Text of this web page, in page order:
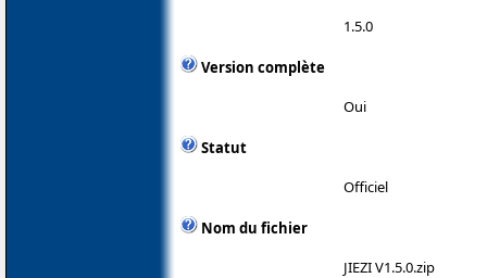
1.5.0
Version complète
Oui
Statut
Officiel
Nom du fichier
JIEZI V1.5.0.zip